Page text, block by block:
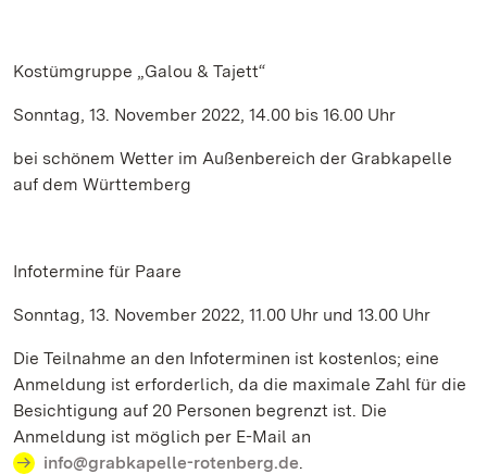
Kostümgruppe „Galou & Tajett“
Sonntag, 13. November 2022, 14.00 bis 16.00 Uhr
bei schönem Wetter im Außenbereich der Grabkapelle
auf dem Württemberg
Infotermine für Paare
Sonntag, 13. November 2022, 11.00 Uhr und 13.00 Uhr
Die Teilnahme an den Infoterminen ist kostenlos; eine
Anmeldung ist erforderlich, da die maximale Zahl für die
Besichtigung auf 20 Personen begrenzt ist. Die
Anmeldung ist möglich per E-Mail an
info@grabkapelle-rotenberg.de.